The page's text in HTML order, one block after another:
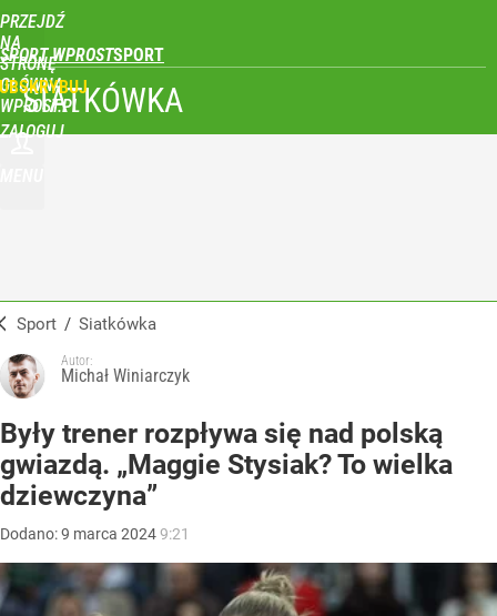
PRZEJDŹ
NA
STRONĘ
GŁÓWNĄ
WPROST.PL
SPORT WPROST
ZALOGUJ
SIATKÓWKA
Sport / Siatkówka
Autor:
Michał Winiarczyk
Były trener rozpływa się nad polską
gwiazdą. „Maggie Stysiak? To wielka
dziewczyna”
Dodano:9 marca 20249:21